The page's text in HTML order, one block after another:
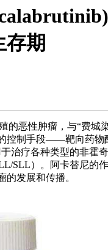
期
恶性肿瘤，与“费城
控制手段——靶向药物
于治疗各种类型的非霍
SLL）。阿卡替尼的
发展和传播。